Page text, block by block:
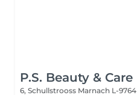
P.S. Beauty & Care
6, Schullstrooss Marnach L-9764